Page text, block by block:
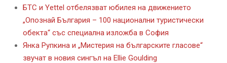
БТС и Yettel отбелязват юбилея на движението
„Опознай България – 100 национални туристически
обекта“ със специална изложба в София
Янка Рупкина и „Мистерия на българските гласове“
звучат в новия сингъл на Ellie Goulding